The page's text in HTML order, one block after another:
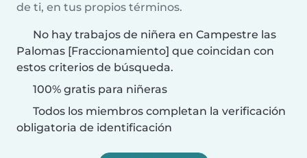
de ti, en tus propios términos.
No hay trabajos de niñera en Campestre las
Palomas [Fraccionamiento] que coincidan con
estos criterios de búsqueda.
100% gratis para niñeras
Todos los miembros completan la verificación
obligatoria de identificación